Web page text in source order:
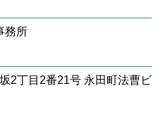
務所
2丁目2番21号 永田町法曹ビ